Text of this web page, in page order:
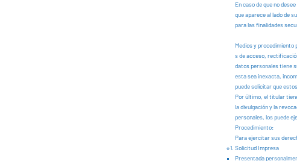
En caso de que no
que aparece al lado de
para las finalidades
Medios y procedimiento
s de acceso,
datos personales tiene
esta sea inexacta,
puede solicitar que
Por último, el titular
la divulgación y la
personales, los puede
Procedimiento:
Para ejercitar sus
Solicitud Impresa
Presentada